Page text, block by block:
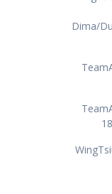
Dima/